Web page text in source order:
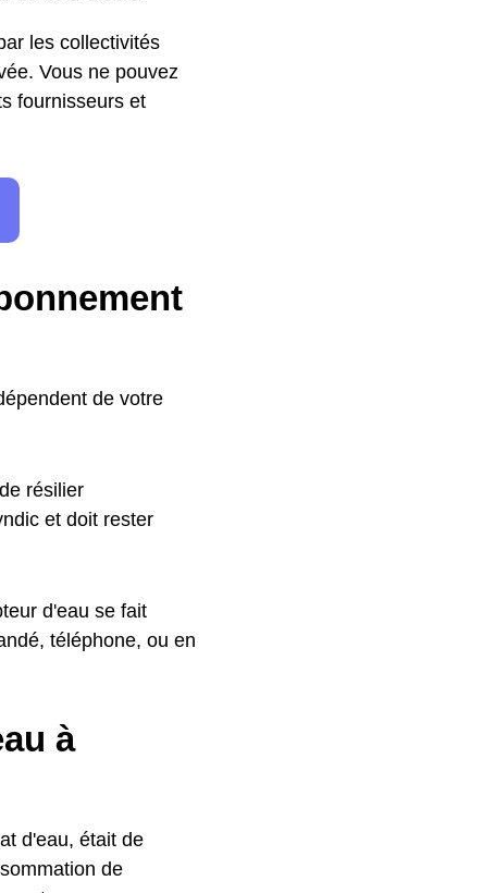
les collectivités
Vous ne pouvez
fournisseurs et
de votre
résilier
et doit rester
d'eau se fait
téléphone, ou en
à
d'eau, était de
de